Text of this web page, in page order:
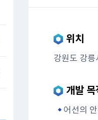
위치
강원도 강
개발 목
어선의